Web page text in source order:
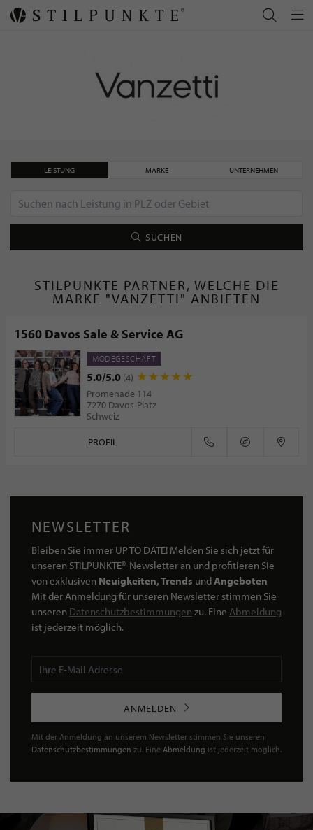
LEISTUNG MARKE UNTERNEHMEN
SUCHEN
STILPUNKTE PARTNER, WELCHE DIE
MARKE "VANZETTI" ANBIETEN
1560 Davos Sale & Service AG
MODEGESCHÄFT
5.0/5.0 (4)
Promenade 114
7270 Davos-Platz
Schweiz
PROFIL
NEWSLETTER
Bleiben Sie immer UP TO DATE! Melden Sie sich jetzt für
unseren STILPUNKTE®-Newsletter an und profitieren Sie
von exklusiven Neuigkeiten, Trends undAngeboten
Mit der Anmeldung für unseren Newsletter stimmen Sie
unseren Datenschutzbestimmungen zu. Eine Abmeldung
ist jederzeit möglich.
ANMELDEN
Mit der Anmeldung an unserem Newsletter stimmen Sie unseren
Datenschutzbestimmungen zu. Eine Abmeldung ist jederzeit möglich.